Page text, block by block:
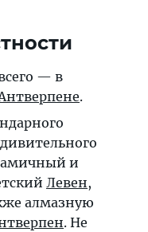
— в
.
и
Левен,
алмазную
. Не